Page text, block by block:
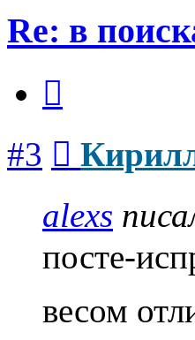
Re: в
#3
alexs
посте-
весом